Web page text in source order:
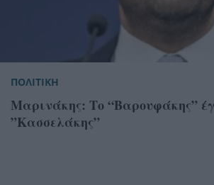
ΠΟΛΙΤΙΚΗ
Μαρινάκης: Το “Βαρουφάκης”
”Κασσελάκης”